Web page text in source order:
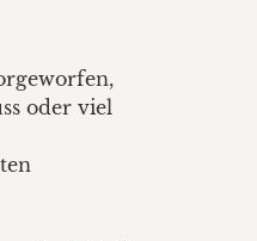
oder viel